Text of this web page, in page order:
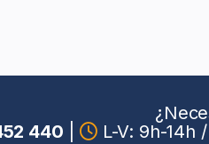
440
L-V: 9h-14h /